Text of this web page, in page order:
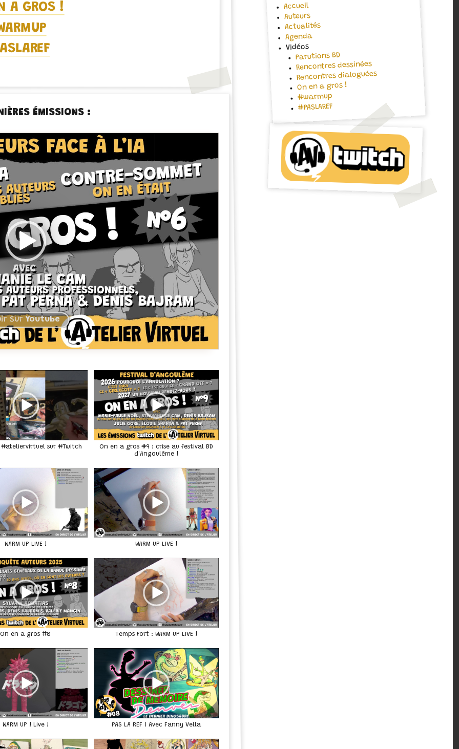
A GROS !
ÉMISSIONS :
surYoutube
#ateliervirtuel sur #Twitch On en a gros #9 : crise au festival BD
d'Angoulême !
WARM UP LIVE ! WARM UP LIVE !
On en a gros #8 Temps fort : WARM UP LIVE !
WARM UP ! Live ! PAS LA REF ! Avec Fanny Vella
Accueil
Auteurs
Actualités
Agenda
Vidéos
Parutions BD
Rencontres dessinées
Rencontres dialoguées
On en a gros !
#warmup
#PASLAREF